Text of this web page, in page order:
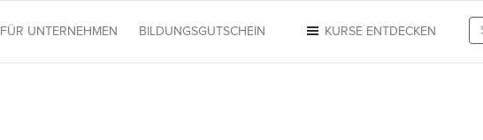
KURSE ENTDECKEN
FÜR UNTERNEHMEN BILDUNGSGUTSCHEIN